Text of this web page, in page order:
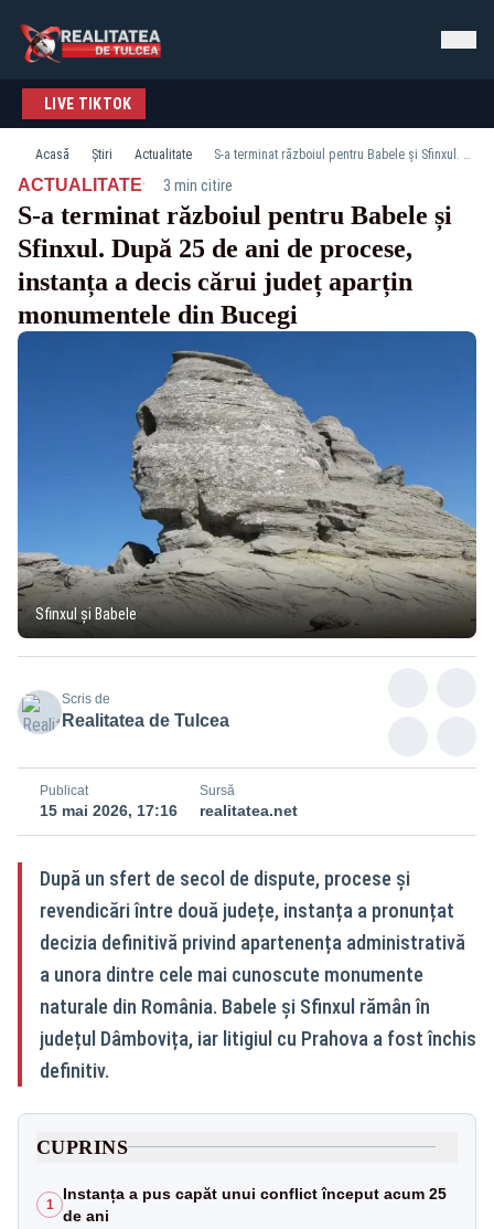
LIVE TIKTOK
Acasă Știri Actualitate S-a terminat războiul pentru Babele și Sfinxul. După 25 de ani de procese, instanța a decis cărui județ aparțin monumentele din Bucegi
ACTUALITATE· 3 min citire
S-a terminat războiul pentru Babele și
Sfinxul. După 25 de ani de procese,
instanța a decis cărui județ aparțin
monumentele din Bucegi
Sfinxul și Babele
Scris de
Realitatea de Tulcea
Publicat
15 mai 2026, 17:16
Sursă
realitatea.net
După un sfert de secol de dispute, procese și
revendicări între două județe, instanța a pronunțat
decizia definitivă privind apartenența administrativă
a unora dintre cele mai cunoscute monumente
naturale din România. Babele și Sfinxul rămân în
județul Dâmbovița, iar litigiul cu Prahova a fost închis
definitiv.
CUPRINS
1
Instanța a pus capăt unui conflict început acum 25
de ani